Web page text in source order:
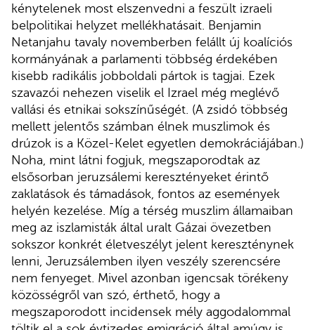
kénytelenek most elszenvedni a feszült izraeli
belpolitikai helyzet mellékhatásait. Benjamin
Netanjahu tavaly novemberben felállt új koalíciós
kormányának a parlamenti többség érdekében
kisebb radikális jobboldali pártok is tagjai. Ezek
szavazói nehezen viselik el Izrael még meglévő
vallási és etnikai sokszínűségét. (A zsidó többség
mellett jelentős számban élnek muszlimok és
drúzok is a Közel-Kelet egyetlen demokráciájában.)
Noha, mint látni fogjuk, megszaporodtak az
elsősorban jeruzsálemi keresztényeket érintő
zaklatások és támadások, fontos az események
helyén kezelése. Míg a térség muszlim államaiban
meg az iszlamisták által uralt Gázai övezetben
sokszor konkrét életveszélyt jelent kereszténynek
lenni, Jeruzsálemben ilyen veszély szerencsére
nem fenyeget. Mivel azonban igencsak törékeny
közösségről van szó, érthető, hogy a
megszaporodott incidensek mély aggodalommal